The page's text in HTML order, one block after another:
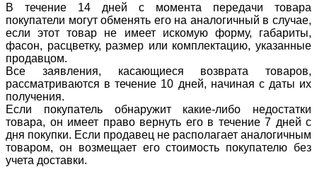
В течение 14 дней с момента передачи товара
покупатели могут обменять его на аналогичный в случае,
если этот товар не имеет искомую форму, габариты,
фасон, расцветку, размер или комплектацию, указанные
продавцом.
Все заявления, касающиеся возврата товаров,
рассматриваются в течение 10 дней, начиная с даты их
получения.
Если покупатель обнаружит какие-либо недостатки
товара, он имеет право вернуть его в течение 7 дней с
дня покупки. Если продавец не располагает аналогичным
товаром, он возмещает его стоимость покупателю без
учета доставки.